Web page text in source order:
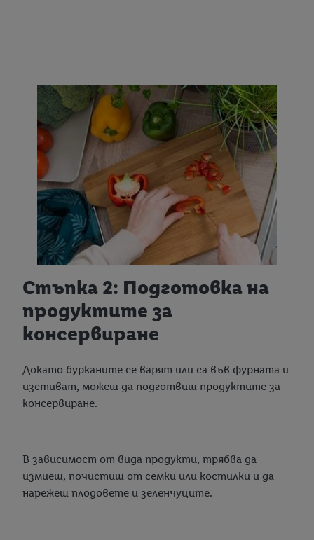
Стъпка 2: Подготовка на
продуктите за
консервиране
Докато бурканите се варят или са във фурната и
изстиват, можеш да подготвиш продуктите за
консервиране.
В зависимост от вида продукти, трябва да
измиеш, почистиш от семки или костилки и да
нарежеш плодовете и зеленчуците.